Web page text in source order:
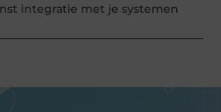
integratie met je systemen